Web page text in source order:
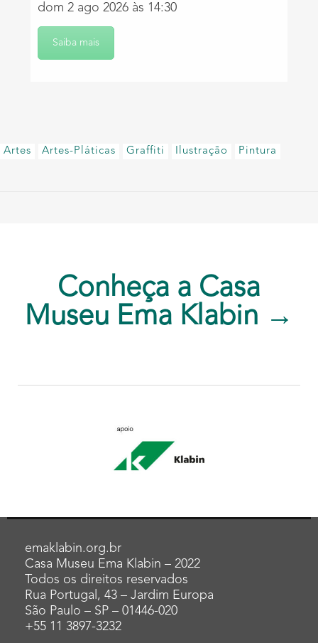
dom 2 ago 2026 às 14:30
Saiba mais
Artes Artes-Pláticas Graffiti Ilustração Pintura
Conheça a Casa
Museu Ema Klabin →
emaklabin.org.br
Casa Museu Ema Klabin – 2022
Todos os direitos reservados
Rua Portugal, 43 – Jardim Europa
São Paulo – SP – 01446-020
+55 11 3897-3232